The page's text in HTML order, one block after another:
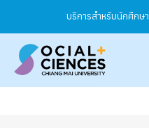
บริการสำหรับนักศึกษา